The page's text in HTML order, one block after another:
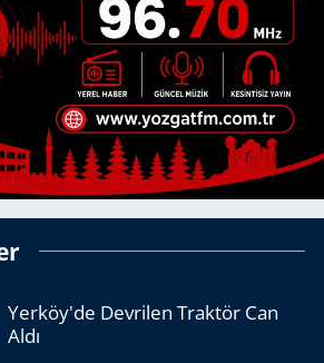
Yerköy'de Devrilen Traktör Can
Aldı